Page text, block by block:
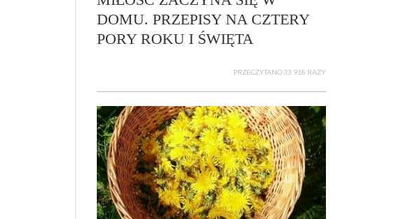
DOMU. PRZEPISY NA CZTERY
PORY ROKU I ŚWIĘTA
PRZECZYTANO 33 918 RAZY